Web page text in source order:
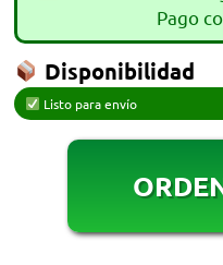
Pago
Disponibilidad
Listo para envío